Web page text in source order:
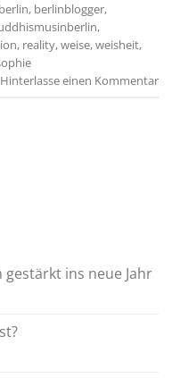
berlin, berlinblogger,
,
, reality,weise,weisheit,
Hinterlasse einen Kommentar
gestärkt ins neue Jahr